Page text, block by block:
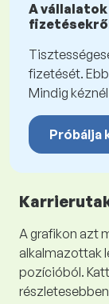
A vállalatok
fizetését.
Mindig
Próbálja
A grafikon azt
alkalmazottak
pozícióból.